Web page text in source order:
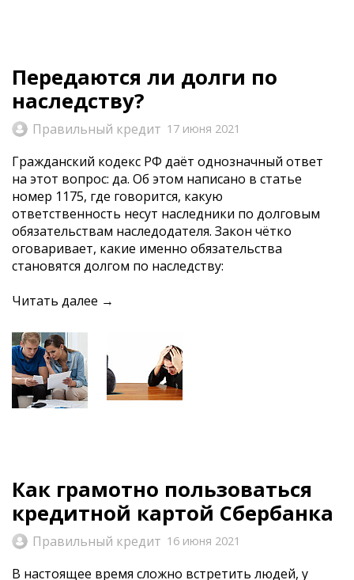
Передаются ли долги по
наследству?
Правильный кредит 17 июня 2021
Гражданский кодекс РФ даёт однозначный ответ
на этот вопрос: да. Об этом написано в статье
номер 1175, где говорится, какую
ответственность несут наследники по долговым
обязательствам наследодателя. Закон чётко
оговаривает, какие именно обязательства
становятся долгом по наследству:
Читать далее →
Как грамотно пользоваться
кредитной картой Сбербанка
Правильный кредит 16 июня 2021
В настоящее время сложно встретить людей, у